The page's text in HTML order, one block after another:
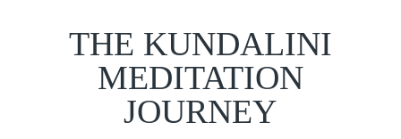
THE KUNDALINI
MEDITATION
JOURNEY